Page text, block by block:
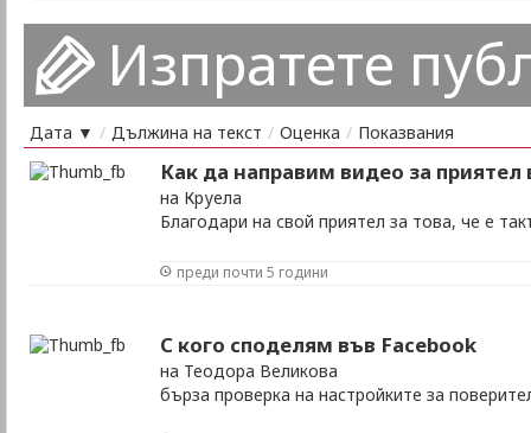
Изпратете
Дата ▼ / Дължина на текст / Оценка / Показвания
Как да направим видео за приятел
на Круела
Благодари на свой приятел за това, че е
преди почти 5 години
С кого споделям във Facebook
на Теодора Великова
бърза проверка на настройките за